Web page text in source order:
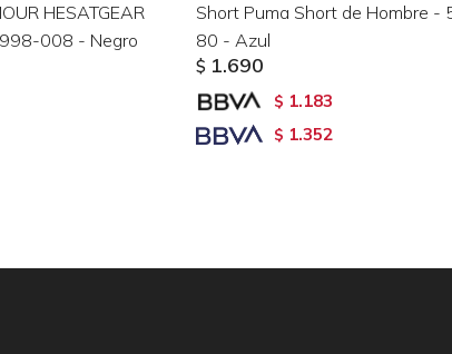
HESATGEAR
008 - Negro
Short Puma Short de Hombre -
80 - Azul
$ 1.690
$ 1.183
$ 1.352